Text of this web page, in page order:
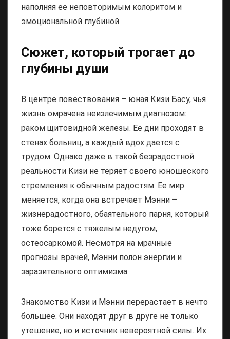
наполняя ее неповторимым колоритом и
эмоциональной глубиной.
Сюжет, который трогает до
глубины души
В центре повествования – юная Кизи Басу, чья
жизнь омрачена неизлечимым диагнозом:
раком щитовидной железы. Ее дни проходят в
стенах больниц, а каждый вдох дается с
трудом. Однако даже в такой безрадостной
реальности Кизи не теряет своего юношеского
стремления к обычным радостям. Ее мир
меняется, когда она встречает Мэнни –
жизнерадостного, обаятельного парня, который
тоже борется с тяжелым недугом,
остеосаркомой. Несмотря на мрачные
прогнозы врачей, Мэнни полон энергии и
заразительного оптимизма.
Знакомство Кизи и Мэнни перерастает в нечто
большее. Они находят друг в друге не только
утешение, но и источник невероятной силы. Их